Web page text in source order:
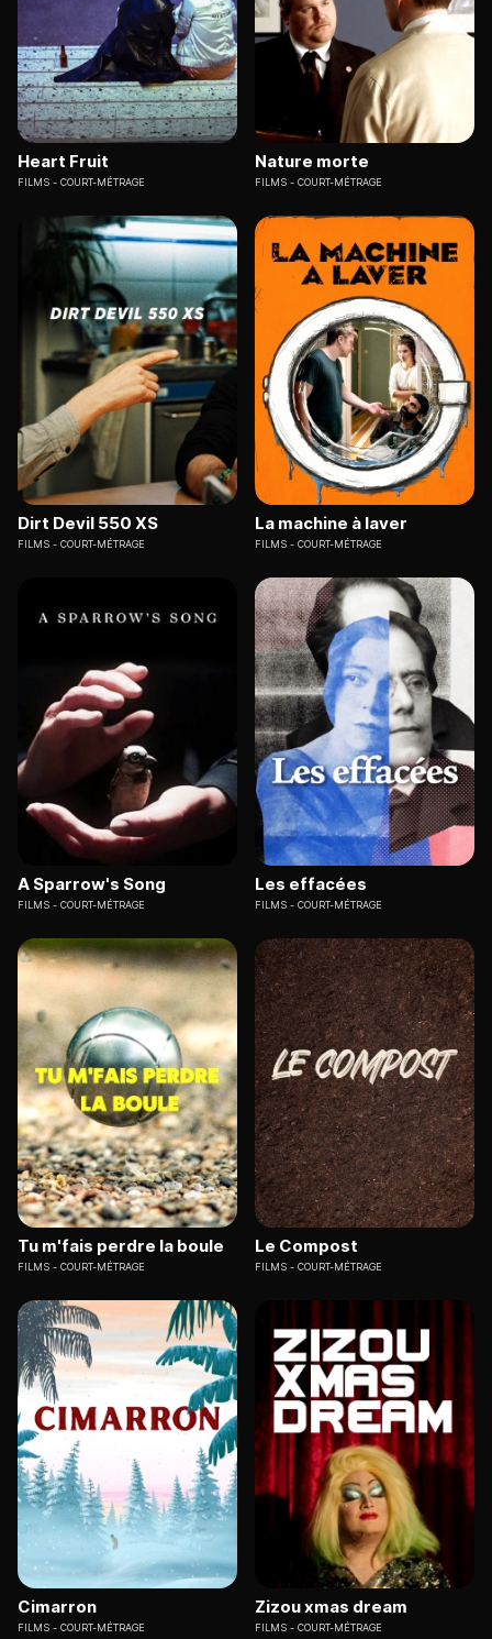
Heart Fruit
FILMS COURT-MÉTRAGE
Nature morte
FILMS COURT-MÉTRAGE
Dirt Devil 550 XS
FILMS COURT-MÉTRAGE
La machine à laver
FILMS COURT-MÉTRAGE
A Sparrow's Song
FILMS COURT-MÉTRAGE
Les effacées
FILMS COURT-MÉTRAGE
Tu m'fais perdre la boule
FILMS COURT-MÉTRAGE
Le Compost
FILMS COURT-MÉTRAGE
Cimarron
FILMS COURT-MÉTRAGE
Zizou xmas dream
FILMS COURT-MÉTRAGE